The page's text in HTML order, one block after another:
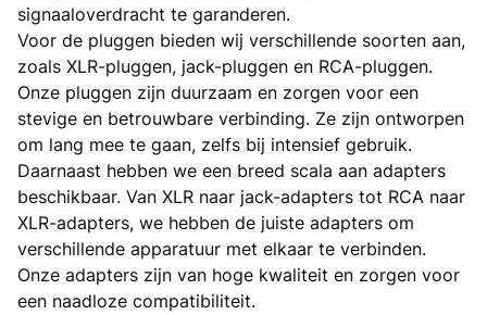
signaaloverdracht te garanderen.
Voor de pluggen bieden wij verschillende soorten aan,
zoals XLR-pluggen, jack-pluggen en RCA-pluggen.
Onze pluggen zijn duurzaam en zorgen voor een
stevige en betrouwbare verbinding. Ze zijn ontworpen
om lang mee te gaan, zelfs bij intensief gebruik.
Daarnaast hebben we een breed scala aan adapters
beschikbaar. Van XLR naar jack-adapters tot RCA naar
XLR-adapters, we hebben de juiste adapters om
verschillende apparatuur met elkaar te verbinden.
Onze adapters zijn van hoge kwaliteit en zorgen voor
een naadloze compatibiliteit.